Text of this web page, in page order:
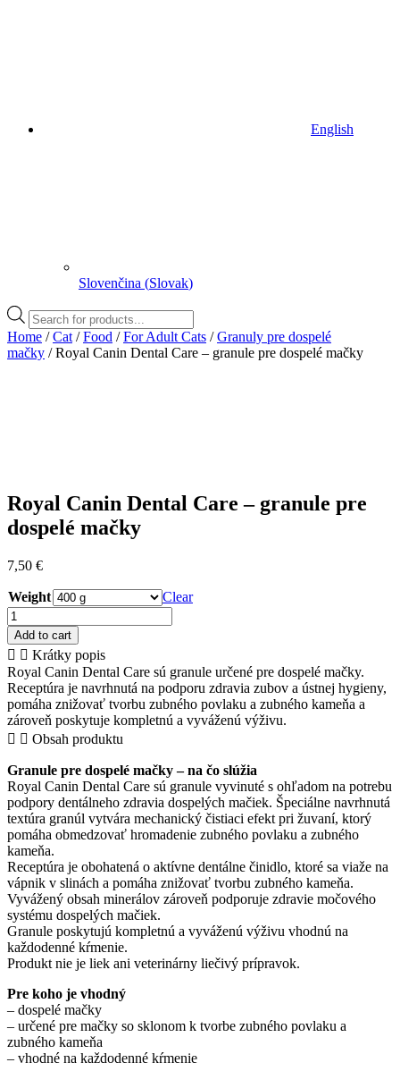
English
Slovenčina (Slovak)
Products
search
Home /Cat /Food /For Adult Cats /Granuly pre dospelé
mačky / Royal Canin Dental Care – granule pre dospelé mačky
Royal Canin Dental Care – granule pre
dospelé mačky
7,50 €
Weight
Clear
Royal
Canin
Dental
Care
–
granule
pre
dospelé
mačky
Add to cart
Krátky popis
Royal Canin Dental Care sú granule určené pre dospelé mačky.
Receptúra je navrhnutá na podporu zdravia zubov a ústnej hygieny,
pomáha znižovať tvorbu zubného povlaku a zubného kameňa a
zároveň poskytuje kompletnú a vyváženú výživu.
Obsah produktu
Granule pre dospelé mačky – na čo slúžia
Royal Canin Dental Care sú granule vyvinuté s ohľadom na potrebu
podpory dentálneho zdravia dospelých mačiek. Špeciálne navrhnutá
textúra granúl vytvára mechanický čistiaci efekt pri žuvaní, ktorý
pomáha obmedzovať hromadenie zubného povlaku a zubného
kameňa.
Receptúra je obohatená o aktívne dentálne činidlo, ktoré sa viaže na
vápnik v slinách a pomáha znižovať tvorbu zubného kameňa.
Vyvážený obsah minerálov zároveň podporuje zdravie močového
systému dospelých mačiek.
Granule poskytujú kompletnú a vyváženú výživu vhodnú na
každodenné kŕmenie.
Produkt nie je liek ani veterinárny liečivý prípravok.
Pre koho je vhodný
– dospelé mačky
– určené pre mačky so sklonom k tvorbe zubného povlaku a
zubného kameňa
– vhodné na každodenné kŕmenie